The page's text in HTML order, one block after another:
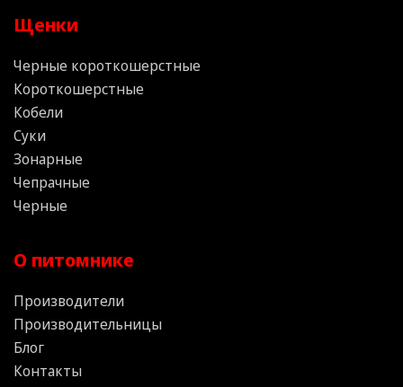
Щенки
Черные короткошерстные
Короткошерстные
Кобели
Суки
Зонарные
Чепрачные
Черные
О питомнике
Производители
Производительницы
Блог
Контакты